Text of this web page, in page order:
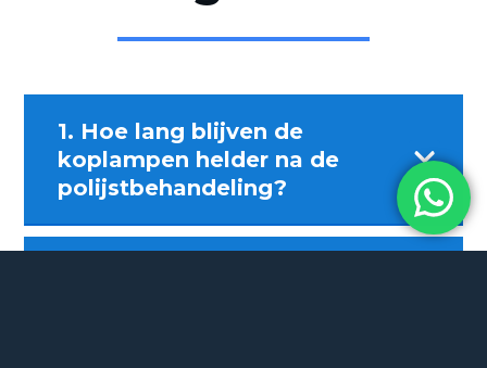
1. Hoe lang blijven de
koplampen helder na de
polijstbehandeling?
